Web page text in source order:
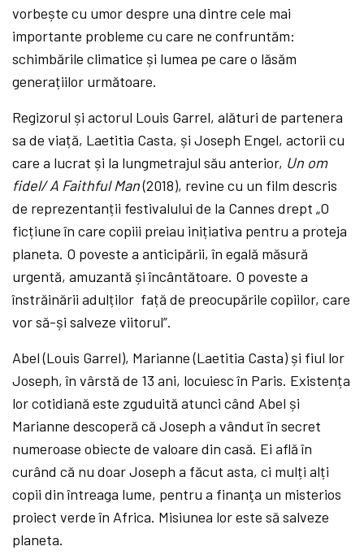
vorbește cu umor despre una dintre cele mai
importante probleme cu care ne confruntăm:
schimbările climatice și lumea pe care o lăsăm
generațiilor următoare.
Regizorul și actorul Louis Garrel, alături de partenera
sa de viață, Laetitia Casta, și Joseph Engel, actorii cu
care a lucrat și la lungmetrajul său anterior, Un om
fidel/ A Faithful Man(2018), revine cu un film descris
de reprezentanții festivalului de la Cannes drept „O
ficțiune în care copiii preiau inițiativa pentru a proteja
planeta. O poveste a anticipării, în egală măsură
urgentă, amuzantă și încântătoare. O poveste a
înstrăinării adulților față de preocupările copiilor, care
vor să-și salveze viitorul”.
Abel (Louis Garrel), Marianne (Laetitia Casta) și fiul lor
Joseph, în vârstă de 13 ani, locuiesc în Paris. Existența
lor cotidiană este zguduită atunci când Abel și
Marianne descoperă că Joseph a vândut în secret
numeroase obiecte de valoare din casă. Ei află în
curând că nu doar Joseph a făcut asta, ci mulți alți
copii din întreaga lume, pentru a finanţa un misterios
proiect verde în Africa. Misiunea lor este să salveze
planeta.